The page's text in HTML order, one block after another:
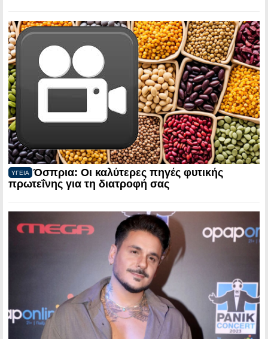
ΥΓΕΙΑ
Όσπρια: Οι καλύτερες πηγές φυτικής
πρωτεΐνης για τη διατροφή σας